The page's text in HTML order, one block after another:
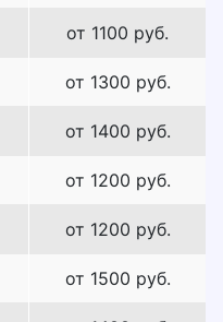
от 1100 руб.
от 1300 руб.
от 1400 руб.
от 1200 руб.
от 1200 руб.
от 1500 руб.